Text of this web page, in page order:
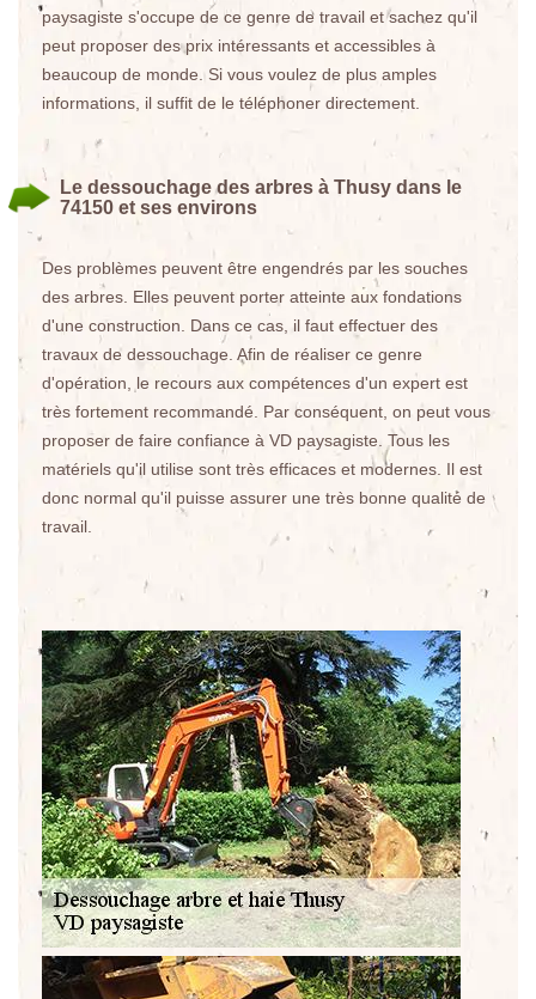
paysagiste s'occupe de ce genre de travail et sachez qu'il
peut proposer des prix intéressants et accessibles à
beaucoup de monde. Si vous voulez de plus amples
informations, il suffit de le téléphoner directement.
Le dessouchage des arbres à Thusy dans le
74150 et ses environs
Des problèmes peuvent être engendrés par les souches
des arbres. Elles peuvent porter atteinte aux fondations
d'une construction. Dans ce cas, il faut effectuer des
travaux de dessouchage. Afin de réaliser ce genre
d'opération, le recours aux compétences d'un expert est
très fortement recommandé. Par conséquent, on peut vous
proposer de faire confiance à VD paysagiste. Tous les
matériels qu'il utilise sont très efficaces et modernes. Il est
donc normal qu'il puisse assurer une très bonne qualité de
travail.